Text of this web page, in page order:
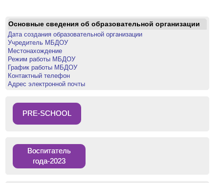
Основные сведения об образовательной организации
Дата создания образовательной организации
Учредитель МБДОУ
Местонахождение
Режим работы МБДОУ
График работы МБДОУ
Контактный телефон
Адрес электронной почты
PRE-SCHOOL
Воспитатель
года-2023